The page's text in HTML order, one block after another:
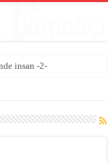
insan -2-